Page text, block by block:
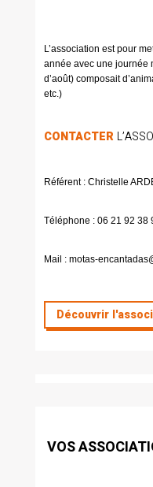
L’association est pour
année avec une journée
d’août) composait
etc.)
CONTACTER
Référent : Christelle
Téléphone : 06 21 92 38
Mail : motas-
Découvrir
VOS